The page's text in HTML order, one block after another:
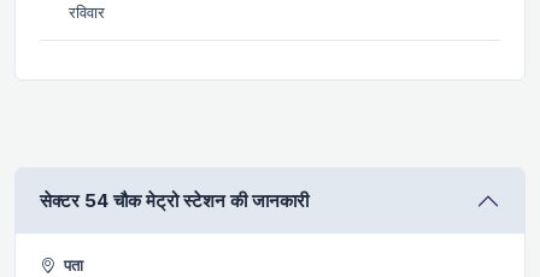
रविवार
सेक्टर 54 चौक मेट्रो स्टेशन की जानकारी
पता